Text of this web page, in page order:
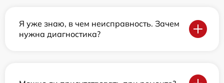
Я уже знаю, в чем неисправность. Зачем
нужна диагностика?